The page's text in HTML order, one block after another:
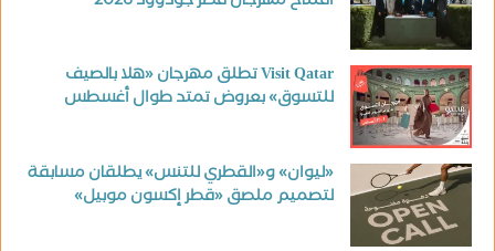
Visit Qatar تطلق مهرجان «هلا بالصيف
للتسوق» بعروض تمتد طوال أغسطس
«ليوان» و«القطري للتنس» يطلقان مسابقة
لتصميم ملصق «قطر إكسون موبيل»